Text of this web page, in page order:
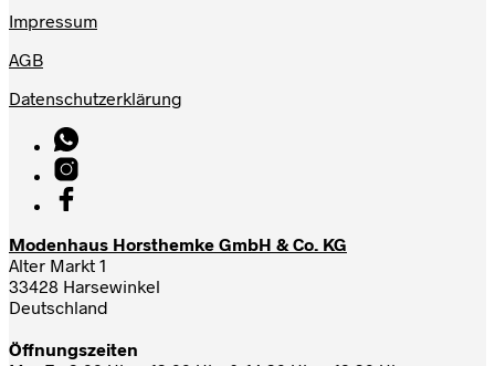
Impressum
AGB
Datenschutzerklärung
Modenhaus Horsthemke GmbH & Co. KG
Alter Markt 1
33428 Harsewinkel
Deutschland
Öffnungszeiten